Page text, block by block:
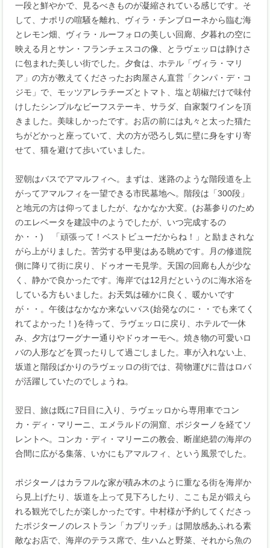
一段と鮮やかで、見るべきものが凝縮されている感じです。そ
して、ナポリの喧騒を離れ、ヴィラ・チンブローネから臨む海
とレモン畑、ヴィラ・ルーフォロの美しい回廊、夕暮れの空に
映える月とサン・フランチェスコの像、とラヴェッロは静けさ
に包まれた美しい街でした。夕食は、ホテル「ヴィラ・マリ
ア」の方が教えてくださったお肉屋さん直営「クンパ・デ・コ
ジモ」で、モッツアレラチーズとトマト、塩と胡椒だけで味付
けしたシンプルなビーフステーキ、サラダ、自家製ワインを頂
きました。美味しかったです。お店の前には丸々と太った猫た
ちがどかっと座っていて、犬の方が恐ろし気に壁に身をすり寄
せて、猫を避けて歩いていました。
翌朝はバスでアマルフィへ。まずは、迷路のような階段道を上
がってアマルフィを一望できる市民墓地へ。階段は「300段」
と地元の方は仰ってましたが、なかなか大変。(お墓参りのため
のエレベータを建設中のようでしたが、いつ完成するの
か・・) 「頑張って！ベストビューだからね！」と励まされな
がら上がりました。苦労する甲斐はある眺めです。月の修道院
側に降りて街に戻り、ドゥオーモ見学。天国の回廊も人が少な
く、静かで良かったです。海岸では12月だというのに海水浴を
している方もいました。お天気は確かに良く、暖かいです
が・・。午後はなかなか来ないバス(始発なのに・・でも来てく
れてよかった！)を待って、ラヴェッロに戻り、ホテルで一休
み、夕方はワーグナー通りやドゥオーモへ。焼き物の可愛いロ
バの人形などを買ったりして過ごしました。車が入れない上、
坂道と階段ばかりのラヴェッロの街では、荷物運びに昔はロバ
が活躍していたのでしょうね。
翌日、旅は既に7日目に入り、ラヴェッロから専用車でコン
カ・ディ・マリーニ、エメラルドの洞窟、ポジターノを経てソ
レントへ。コンカ・ディ・マリーニの教会、断崖絶碧の海岸の
合間に広がる集落、いかにもアマルフィ、という風景でした。
ポジターノはカラフルな家が積み木のように重なる街を海岸か
ら見上げたり、坂道を上って見下ろしたり、ここも足が鍛えら
れる観光でしたが楽しかったです。中村様が予約してくださっ
たポジターノのレストラン「カプリッチ」は開放感あふれる素
敵なお店で、海岸のテラス席で、生ハムと野菜、それから魚の